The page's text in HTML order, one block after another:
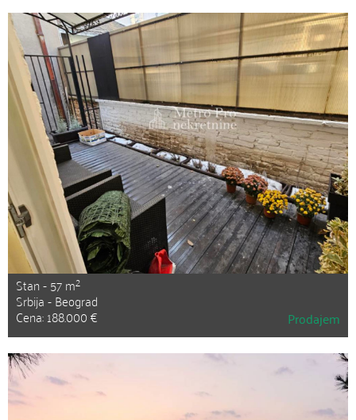
Stan - 57 m2
Srbija - Beograd
Cena: 188.000 € Prodajem